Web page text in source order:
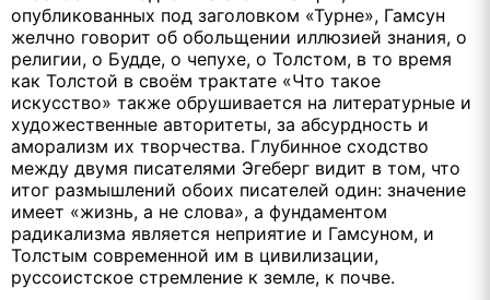
опубликованных под заголовком «Турне», Гамсун
желчно говорит об обольщении иллюзией знания, о
религии, о Будде, о чепухе, о Толстом, в то время
как Толстой в своём трактате «Что такое
искусство» также обрушивается на литературные и
художественные авторитеты, за абсурдность и
аморализм их творчества. Глубинное сходство
между двумя писателями Эгеберг видит в том, что
итог размышлений обоих писателей один: значение
имеет «жизнь, а не слова», а фундаментом
радикализма является неприятие и Гамсуном, и
Толстым современной им в цивилизации,
руссоистское стремление к земле, к почве.